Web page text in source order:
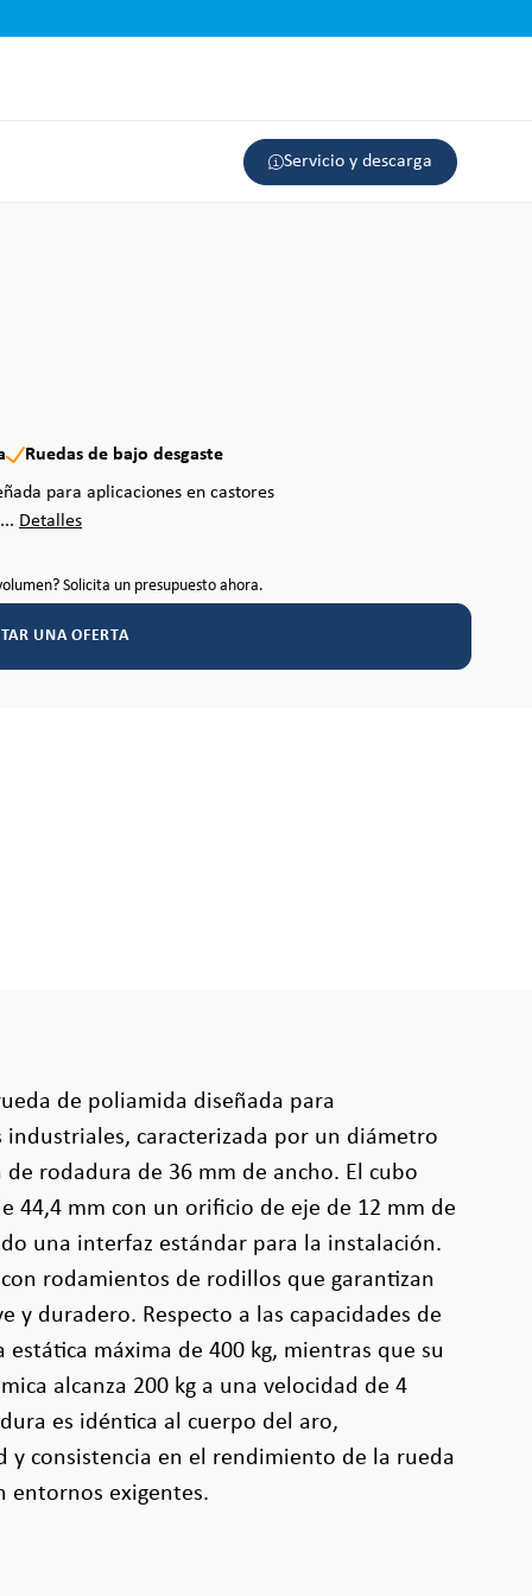
Servicio y descarga
Ruedas de bajo desgaste
para aplicaciones en castores
Detalles
Solicita un presupuesto ahora.
UNA OFERTA
de poliamida diseñada para
industriales, caracterizada por un diámetro
rodadura de 36 mm de ancho. El cubo
44,4 mm con un orificio de eje de 12 mm de
una interfaz estándar para la instalación.
rodamientos de rodillos que garantizan
y duradero. Respecto a las capacidades de
estática máxima de 400 kg, mientras que su
alcanza 200 kg a una velocidad de 4
es idéntica al cuerpo del aro,
y consistencia en el rendimiento de la rueda
entornos exigentes.